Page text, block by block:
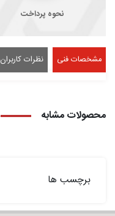
نحوه پرداخت
مشخصات فنی نظرات کاربران
محصولات مشابه
برچسب ها